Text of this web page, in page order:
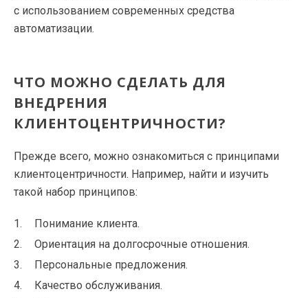
с использованием современных средства
автоматизации.
ЧТО МОЖНО СДЕЛАТЬ ДЛЯ
ВНЕДРЕНИЯ
КЛИЕНТОЦЕНТРИЧНОСТИ?
Прежде всего, можно ознакомиться с принципами
клиентоцентричности. Например, найти и изучить
такой набор принципов:
Понимание клиента.
Ориентация на долгосрочные отношения.
Персональные предложения.
Качество обслуживания.